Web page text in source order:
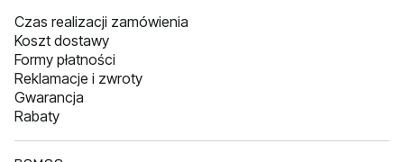
Czas realizacji zamówienia
Koszt dostawy
Formy płatności
Reklamacje i zwroty
Gwarancja
Rabaty